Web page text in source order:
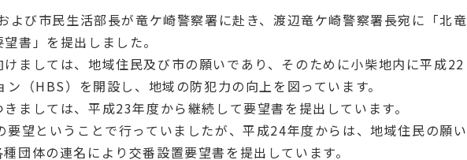
よび市民生活部長が竜ケ崎警察署に赴き、渡辺竜ケ崎警察署長宛に「北竜
書」を提出しました。
ましては、地域住民及び市の願いであり、そのために小柴地内に平成22
（HBS）を開設し、地域の防犯力の向上を図っています。
ましては、平成23年度から継続して要望書を提出しています。
望ということで行っていましたが、平成24年度からは、地域住民の願い
団体の連名により交番設置要望書を提出しています。